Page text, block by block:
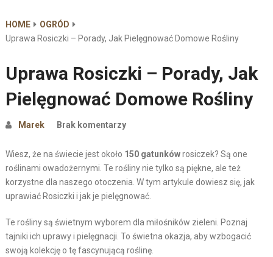
HOME
OGRÓD
Uprawa Rosiczki – Porady, Jak Pielęgnować Domowe Rośliny
Uprawa Rosiczki – Porady, Jak
Pielęgnować Domowe Rośliny
Marek Brak komentarzy
Wiesz, że na świecie jest około 150 gatunkówrosiczek? Są one
roślinami owadożernymi. Te rośliny nie tylko są piękne, ale też
korzystne dla naszego otoczenia. W tym artykule dowiesz się, jak
uprawiać Rosiczki i jak je pielęgnować.
Te rośliny są świetnym wyborem dla miłośników zieleni. Poznaj
tajniki ich uprawy i pielęgnacji. To świetna okazja, aby wzbogacić
swoją kolekcję o tę fascynującą roślinę.